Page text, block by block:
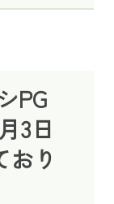
PG
3日
おり